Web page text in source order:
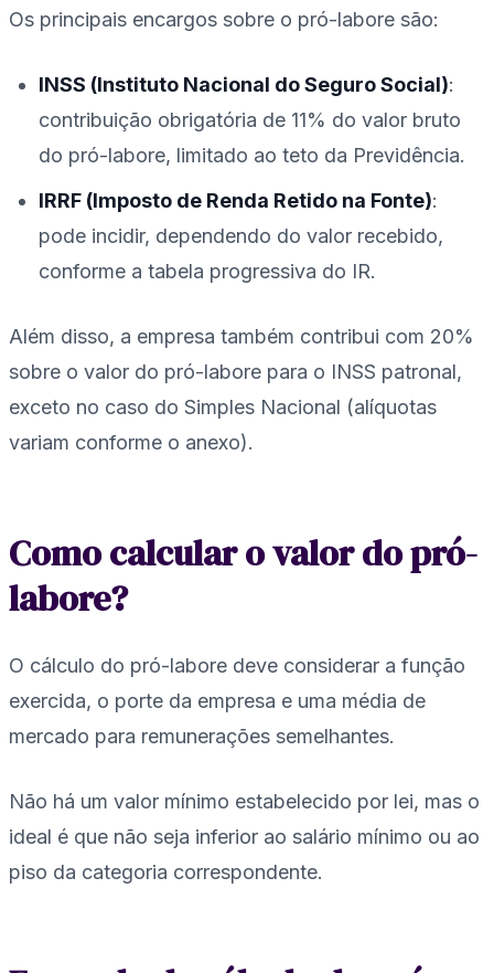
Os principais encargos sobre o pró-labore são:
INSS (Instituto Nacional do Seguro Social):
contribuição obrigatória de 11% do valor bruto
do pró-labore, limitado ao teto da Previdência.
IRRF (Imposto de Renda Retido na Fonte):
pode incidir, dependendo do valor recebido,
conforme a tabela progressiva do IR.
Além disso, a empresa também contribui com 20%
sobre o valor do pró-labore para o INSS patronal,
exceto no caso do Simples Nacional (alíquotas
variam conforme o anexo).
Como calcular o valor do pró-
labore?
O cálculo do pró-labore deve considerar a função
exercida, o porte da empresa e uma média de
mercado para remunerações semelhantes.
Não há um valor mínimo estabelecido por lei, mas o
ideal é que não seja inferior ao salário mínimo ou ao
piso da categoria correspondente.